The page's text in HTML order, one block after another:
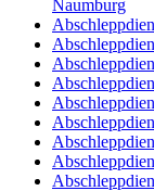
Naumburg